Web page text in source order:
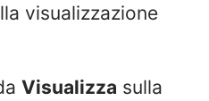
visualizzazione
Visualizza sulla